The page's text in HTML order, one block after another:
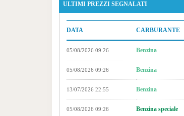
ULTIMI PREZZI SEGNALATI
DATA CARBURANTE
05/08/2026 09:26 Benzina
05/08/2026 09:26 Benzina
13/07/2026 22:55 Benzina
05/08/2026 09:26 Benzina speciale